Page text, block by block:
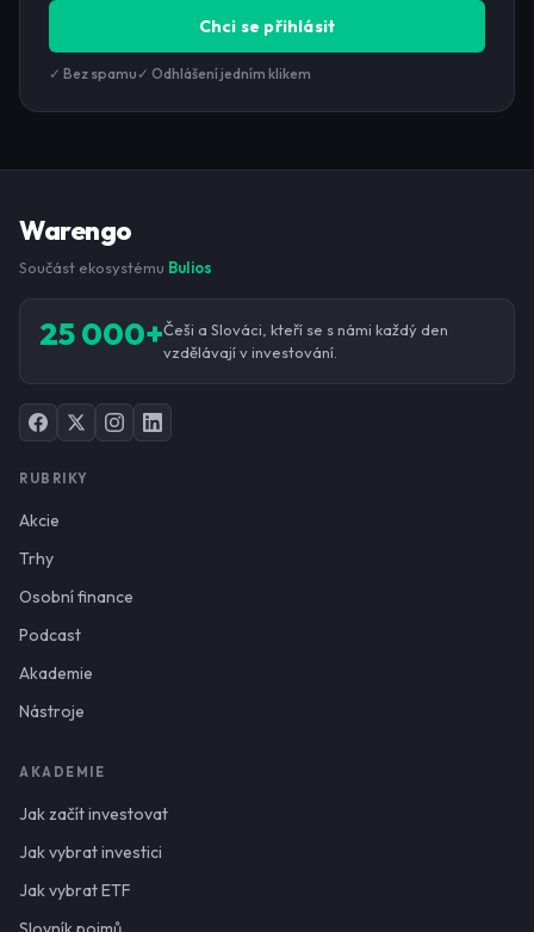
Chci se přihlásit
✓ Bez spamu ✓ Odhlášení jedním klikem
Warengo
Součást ekosystému Bulios
25 000+Češi a Slováci, kteří se s námi každý den
vzdělávají v investování.
RUBRIKY
Akcie
Trhy
Osobní finance
Podcast
Akademie
Nástroje
AKADEMIE
Jak začít investovat
Jak vybrat investici
Jak vybrat ETF